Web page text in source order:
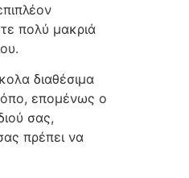
πολύ μακριά
διαθέσιμα
επομένως ο
σας,
πρέπει να